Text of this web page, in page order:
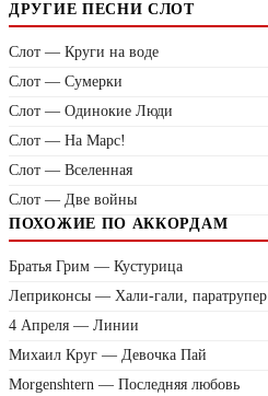
ДРУГИЕ ПЕСНИ СЛОТ
Слот — Круги на воде
Слот — Сумерки
Слот — Одинокие Люди
Слот — На Марс!
Слот — Вселенная
Слот — Две войны
ПОХОЖИЕ ПО АККОРДАМ
Братья Грим — Кустурица
Леприконсы — Хали-гали, паратрупер
4 Апреля — Линии
Михаил Круг — Девочка Пай
Morgenshtern — Последняя любовь